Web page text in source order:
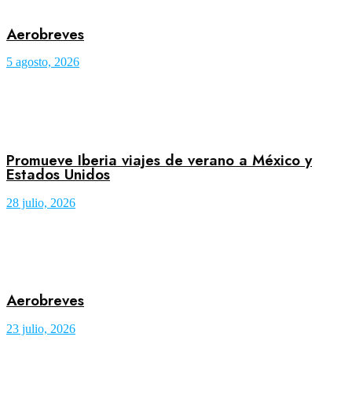
Aerobreves
5 agosto, 2026
Promueve Iberia viajes de verano a México y
Estados Unidos
28 julio, 2026
Aerobreves
23 julio, 2026